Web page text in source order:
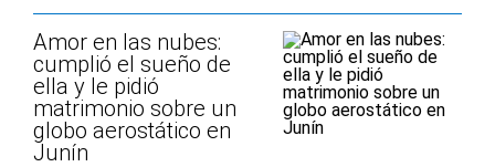
Amor en las nubes:
cumplió el sueño de
ella y le pidió
matrimonio sobre un
globo aerostático en
Junín